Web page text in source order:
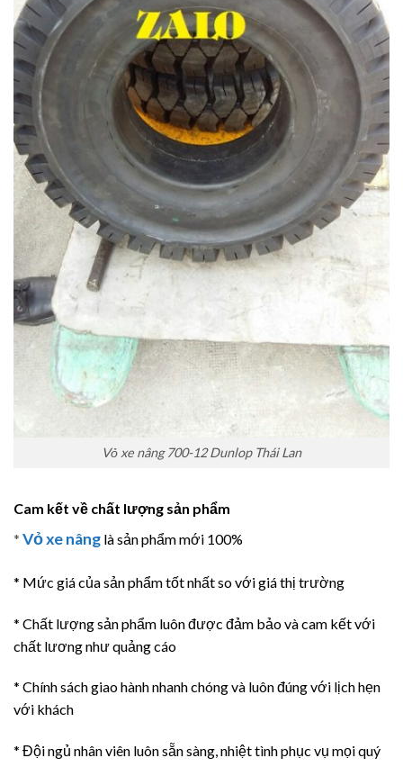
Vỏ xe nâng 700-12 Dunlop Thái Lan
Cam kết về chất lượng sản phẩm
* Vỏ xe nâng là sản phẩm mới 100%
* Mức giá của sản phẩm tốt nhất so với giá thị trường
* Chất lượng sản phẩm luôn được đảm bảo và cam kết với
chất lương như quảng cáo
* Chính sách giao hành nhanh chóng và luôn đúng với lịch hẹn
với khách
* Đội ngủ nhân viên luôn sẵn sàng, nhiệt tình phục vụ mọi quý